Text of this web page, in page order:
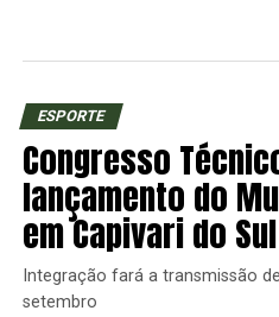
ESPORTE
Congresso
lançamento do
em Capivari do Sul
Integração fará a transmissão
setembro